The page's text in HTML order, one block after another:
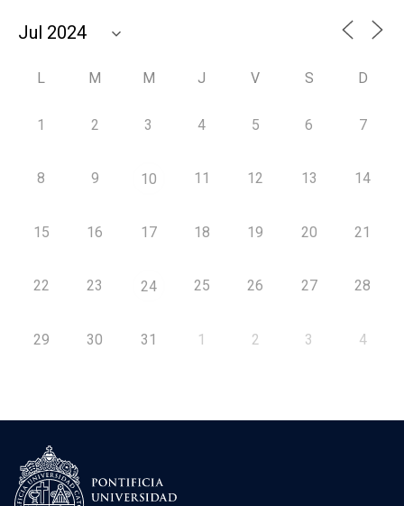
L M M J V S D
1 2 3 4 5 6 7
8 9 10 11 12 13 14
15 16 17 18 19 20 21
22 23 24 25 26 27 28
29 30 31 1 2 3 4